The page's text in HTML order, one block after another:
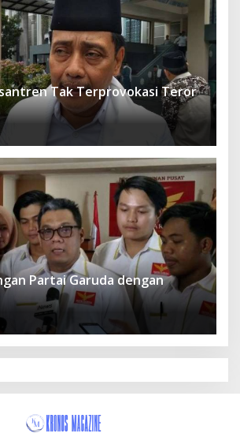
Tak Terprovokasi Teror
Partai Garuda dengan